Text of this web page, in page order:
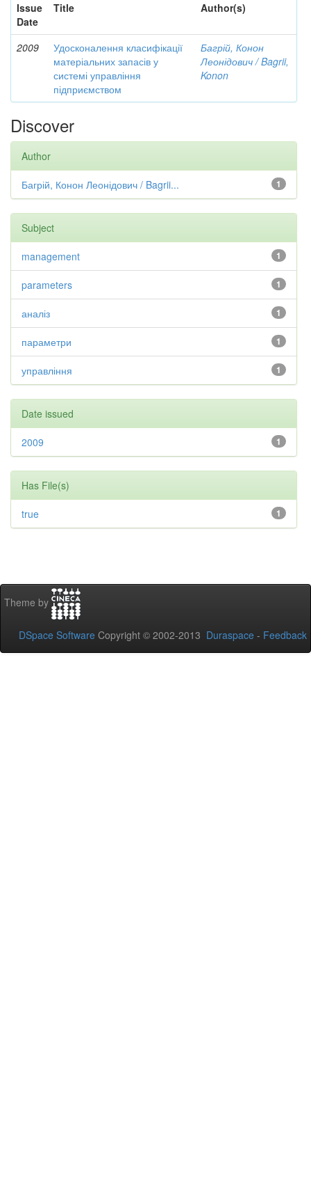
Issue
Date
Title Author(s)
2009
Удосконалення класифікації
матеріальних запасів у
системі управління
підприємством
Багрій, Конон
Леонідович / Bagrii,
Konon
Discover
Author
1
Багрій, Конон Леонідович / Bagrii...
Subject
1
management
1
parameters
1
аналіз
1
параметри
1
управління
Date issued
1
2009
Has File(s)
1
true
Theme by
DSpace Software Copyright © 2002-2013 Duraspace - Feedback